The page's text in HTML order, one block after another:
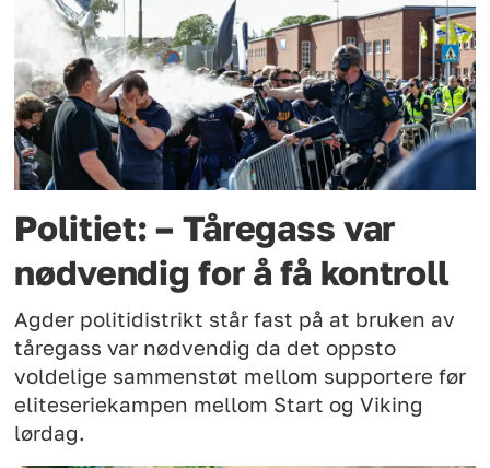
Politiet: – Tåregass var
nødvendig for å få kontroll
Agder politidistrikt står fast på at bruken av
tåregass var nødvendig da det oppsto
voldelige sammenstøt mellom supportere før
eliteseriekampen mellom Start og Viking
lørdag.